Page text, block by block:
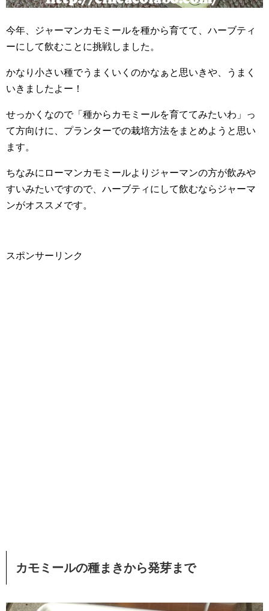
今年、ジャーマンカモミールを種から育てて、ハーブティ
ーにして飲むことに挑戦しました。
かなり小さい種でうまくいくのかなぁと思いきや、うまく
いきましたよー！
せっかくなので「種からカモミールを育ててみたいわ」っ
て方向けに、プランターでの栽培方法をまとめようと思い
ます。
ちなみにローマンカモミールよりジャーマンの方が飲みや
すいみたいですので、ハーブティにして飲むならジャーマ
ンがオススメです。
スポンサーリンク
カモミールの種まきから発芽まで